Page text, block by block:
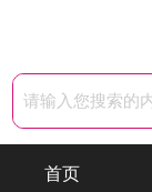
首页